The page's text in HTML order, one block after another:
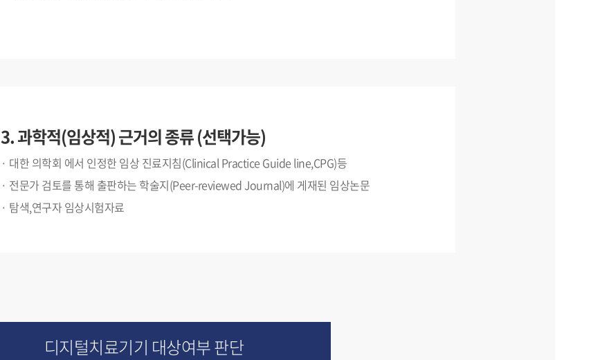
3. 과학적(임상적) 근거의 종류(선택가능)
대한 의학회 에서 인정한 임상 진료지침(Clinical Practice Guide line,CPG)등
전문가 검토를 통해 출판하는 학술지(Peer-reviewed Journal)에 게재된 임상논문
탐색,연구자 임상시험자료
디지털치료기기 대상여부 판단